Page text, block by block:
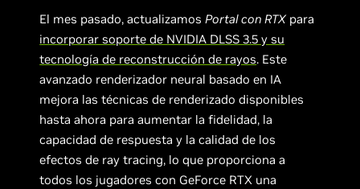
El mes pasado, actualizamosPortal con RTXpara
incorporar soporte de NVIDIA DLSS 3.5 y su
tecnología de reconstrucción de rayos. Este
avanzado renderizador neural basado en IA
mejora las técnicas de renderizado disponibles
hasta ahora para aumentar la fidelidad, la
capacidad de respuesta y la calidad de los
efectos de ray tracing, lo que proporciona a
todos los jugadores con GeForce RTX una